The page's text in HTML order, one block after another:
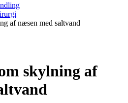
af næsen med saltvand
skylning af